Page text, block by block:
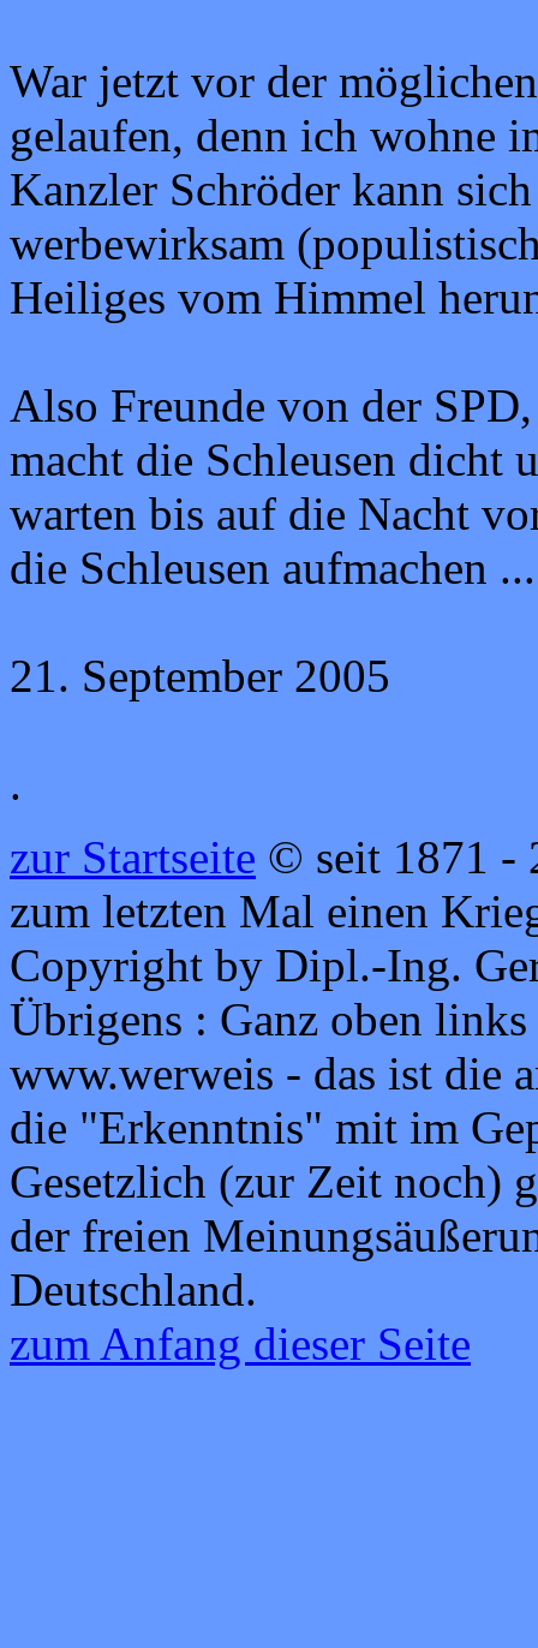
War jetzt vor der
gelaufen, denn ich wohne
Kanzler Schröder kann
werbewirksam
Heiliges vom Himmel
Also Freunde von der
macht die Schleusen dicht
warten bis auf die Nacht
die Schleusen aufmachen
21. September 2005
.
zur Startseite © seit 1871 -
zum letzten Mal einen
Copyright by Dipl.-Ing.
Übrigens : Ganz oben
www.werweis - das ist die
die "Erkenntnis" mit im
Gesetzlich (zur Zeit noch)
der freien
Deutschland.
zum Anfang dieser Seite